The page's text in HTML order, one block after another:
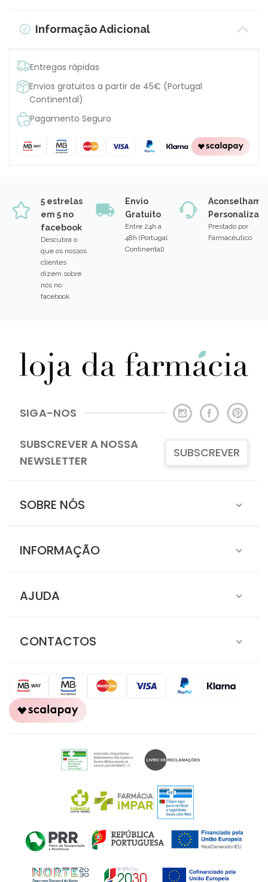
Informação Adicional
Entregas rápidas
Envios gratuitos a partir de 45€ (Portugal
Continental)
Pagamento Seguro
5 estrelas
em 5 no
facebook
Descubra o
que os nossos
clientes
dizem sobre
nós no
facebook
Envio
Gratuito
Entre 24h a
48h (Portugal
Continental)
Prestado por
Farmacêutico
SIGA-NOS
SUBSCREVER A NOSSA
NEWSLETTER
SUBSCREVER
SOBRE NÓS
INFORMAÇÃO
AJUDA
CONTACTOS